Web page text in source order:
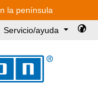
la península
Servicio/ayuda